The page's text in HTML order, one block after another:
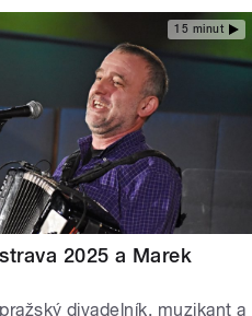
15 minut
2025 a Marek
divadelník, muzikant a